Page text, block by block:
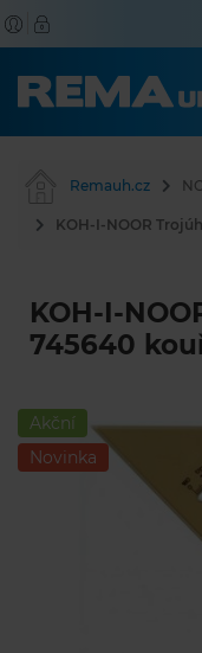
Remauh.cz
KOH-I-NOOR
KOH-I-
745640
Akční
Novinka